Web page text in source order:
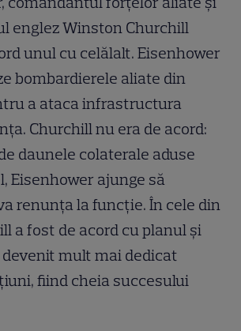
englez Winston Churchill
unul cu celălalt. Eisenhower
bombardierele aliate din
a ataca infrastructura
Churchill nu era de acord:
daunele colaterale aduse
Eisenhower ajunge să
renunța la funcție. În cele din
a fost de acord cu planul și
mult mai dedicat
fiind cheia succesului